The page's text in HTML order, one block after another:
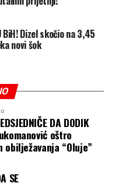
BiH! Dizel skočio na 3,45
novi šok
DA DODIK
oštro
obilježavanja “Oluje”
SE